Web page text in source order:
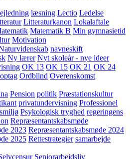
læsning Lectio Ledelse
Litteraturkanon Lokalaftale
Matematik B Min gymnasietid
Motivation
navneskift
Ny lærer Nyt skoleår - nye ideer
OK 13 OK 15 OK 21 OK 24
optag Ordblind Overenskomst
Pension politik Præstationskultur
privatundervisning Professionel
Psykologisk tryghed regeringens
Repræsentantskabsmøde
2023 Repræsentantskabsmøde 2024
2025 Rettestrategier samarbejde
Seniorarbejdsliv